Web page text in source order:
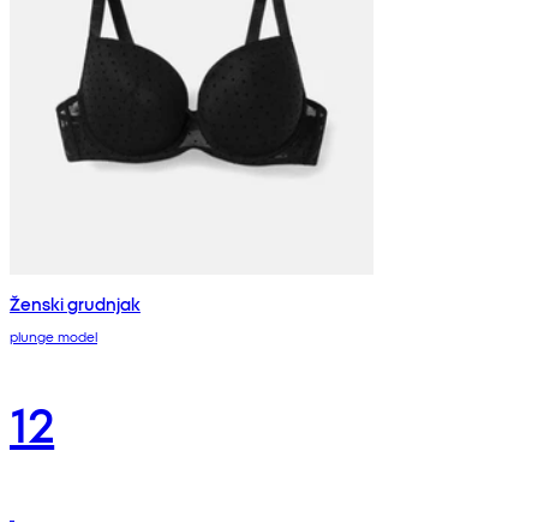
Ženski grudnjak
plunge model
12